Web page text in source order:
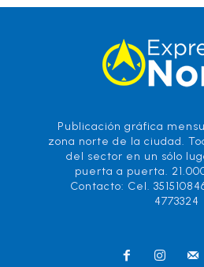
Publicación gráfica
zona norte de la ciudad.
del sector en un sólo
puerta a puerta.
Contacto: Cel.
4773324